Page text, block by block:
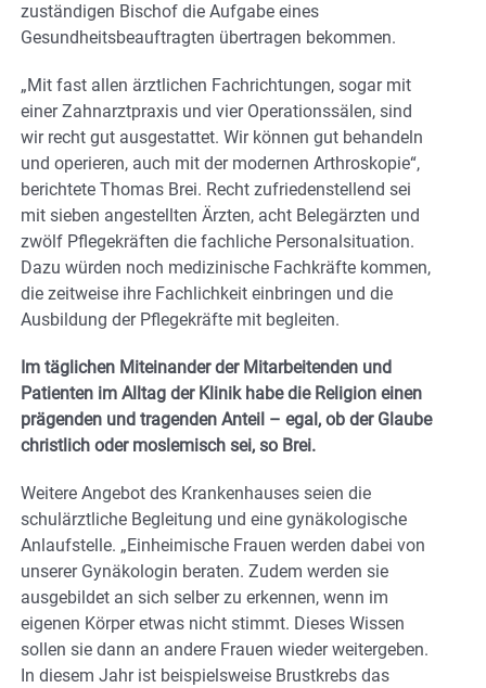
zuständigen Bischof die Aufgabe eines
Gesundheitsbeauftragten übertragen bekommen.
„Mit fast allen ärztlichen Fachrichtungen, sogar mit
einer Zahnarztpraxis und vier Operationssälen, sind
wir recht gut ausgestattet. Wir können gut behandeln
und operieren, auch mit der modernen Arthroskopie“,
berichtete Thomas Brei. Recht zufriedenstellend sei
mit sieben angestellten Ärzten, acht Belegärzten und
zwölf Pflegekräften die fachliche Personalsituation.
Dazu würden noch medizinische Fachkräfte kommen,
die zeitweise ihre Fachlichkeit einbringen und die
Ausbildung der Pflegekräfte mit begleiten.
Im täglichen Miteinander der Mitarbeitenden und
Patienten im Alltag der Klinik habe die Religion einen
prägenden und tragenden Anteil – egal, ob der Glaube
christlich oder moslemisch sei, so Brei.
Weitere Angebot des Krankenhauses seien die
schulärztliche Begleitung und eine gynäkologische
Anlaufstelle. „Einheimische Frauen werden dabei von
unserer Gynäkologin beraten. Zudem werden sie
ausgebildet an sich selber zu erkennen, wenn im
eigenen Körper etwas nicht stimmt. Dieses Wissen
sollen sie dann an andere Frauen wieder weitergeben.
In diesem Jahr ist beispielsweise Brustkrebs das